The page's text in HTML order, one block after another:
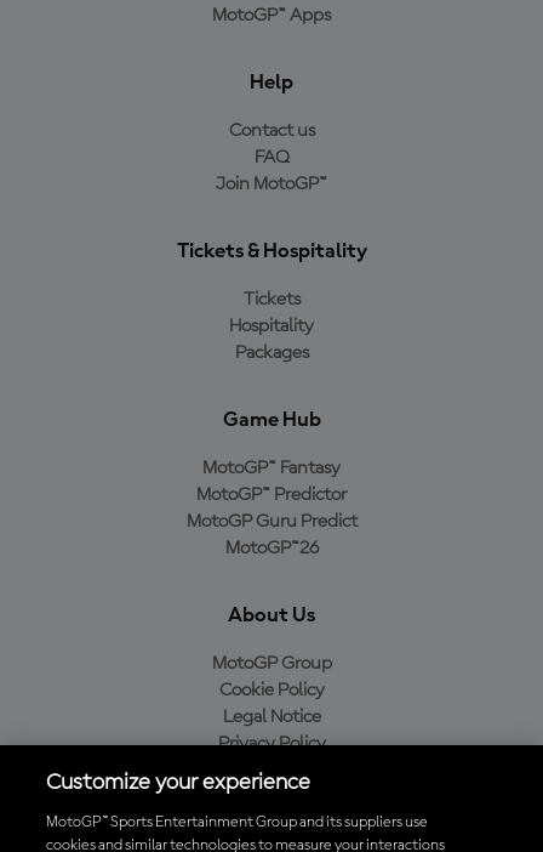
MotoGP™ Apps
Help
Contact us
FAQ
Join MotoGP™
Tickets & Hospitality
Tickets
Hospitality
Packages
Game Hub
MotoGP™ Fantasy
MotoGP™ Predictor
MotoGP Guru Predict
MotoGP™26
About Us
MotoGP Group
Cookie Policy
Legal Notice
Privacy Policy
Purchase Policy
Customize your experience
MotoGP™ Sports Entertainment Group and its suppliers use
cookies and similar technologies to measure your interactions